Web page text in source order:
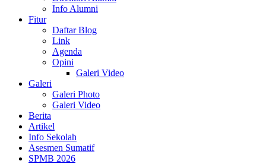
Info Alumni
Fitur
Daftar Blog
Link
Agenda
Opini
Galeri Video
Galeri
Galeri Photo
Galeri Video
Berita
Artikel
Info Sekolah
Asesmen Sumatif
SPMB 2026